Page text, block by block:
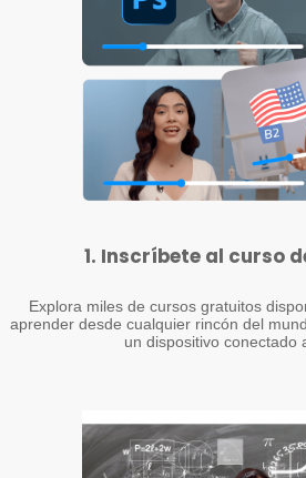
1. Inscríbete al curso
Explora miles de cursos gratuitos
aprender desde cualquier rincón del
un dispositivo conectado